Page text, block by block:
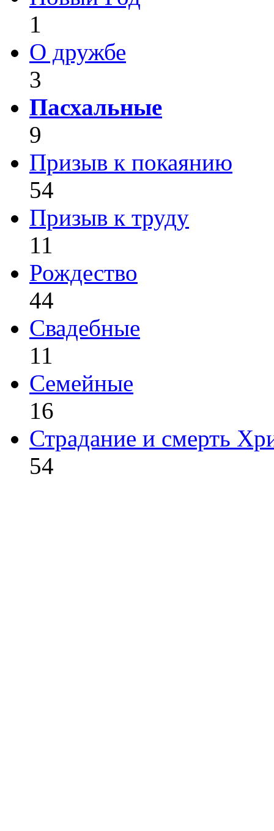
1
О дружбе
3
Пасхальные
9
Призыв к покаянию
54
Призыв к труду
11
Рождество
44
Свадебные
11
Семейные
16
Страдание и смерть
54